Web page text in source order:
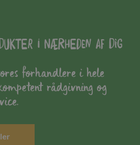
i nærheden af dig
forhandlere i hele
rådgivning og